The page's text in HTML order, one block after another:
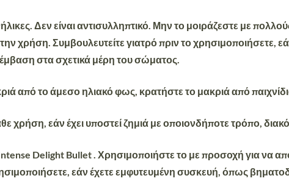
Δεν είναι αντισυλληπτικό. Μην το μοιράζεστε με
χρήση. Συμβουλευτείτε γιατρό πριν το χρησιμοποιήσετε,
στα σχετικά μέρη του σώματος.
από το άμεσο ηλιακό φως, κρατήστε το μακριά από
χρήση, εάν έχει υποστεί ζημιά με οποιονδήποτε τρόπο,
Delight Bullet . Χρησιμοποιήστε το με προσοχή για να
εάν έχετε εμφυτευμένη συσκευή, όπως